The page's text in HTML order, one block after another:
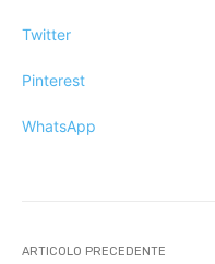
Twitter
Pinterest
WhatsApp
ARTICOLO PRECEDENTE